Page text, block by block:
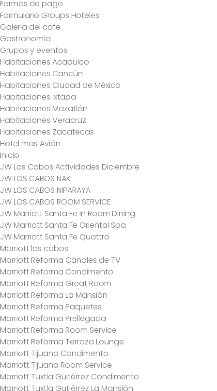
Formas de pago
Formulario Groups Hoteles
Galeria del cafe
Gastronomía
Grupos y eventos
Habitaciones Acapulco
Habitaciones Cancún
Habitaciones Ciudad de México
Habitaciones Ixtapa
Habitaciones Mazatlán
Habitaciones Veracruz
Habitaciones Zacatecas
Hotel mas Avión
Inicio
JW Los Cabos Actividades Diciembre
JW LOS CABOS NAK
JW LOS CABOS NIPARAYA
JW LOS CABOS ROOM SERVICE
JW Marriott Santa Fe In Room Dining
JW Marriott Santa Fe Oriental Spa
JW Marriott Santa Fe Quattro
Marriott los cabos
Marriott Reforma Canales de TV
Marriott Reforma Condimento
Marriott Reforma Great Room
Marriott Reforma La Mansión
Marriott Reforma Paquetes
Marriott Reforma Prellegada
Marriott Reforma Room Service
Marriott Reforma Terraza Lounge
Marriott Tijuana Condimento
Marriott Tijuana Room Service
Marriott Tuxtla Guitérrez Condimento
Marriott Tuxtla Gutiérrez La Mansión